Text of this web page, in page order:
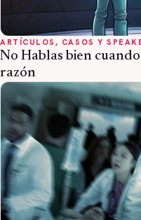
ARTÍCULOS, CASOS Y
No Hablas bien
razón